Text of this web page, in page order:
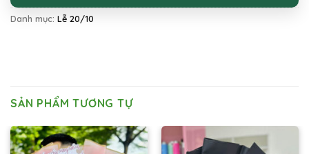
Danh mục: Lễ 20/10
SẢN PHẨM TƯƠNG TỰ